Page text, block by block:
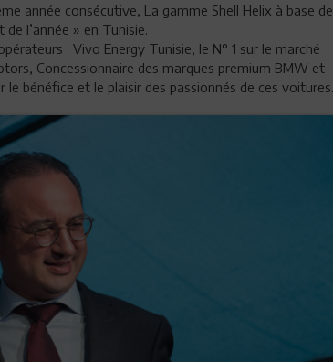
année consécutive, La gamme Shell Helix à base de
l’année » en Tunisie.
: Vivo Energy Tunisie, le N° 1 sur le marché
Concessionnaire des marques premium BMW et
bénéfice et le plaisir des passionnés de ces voitures.